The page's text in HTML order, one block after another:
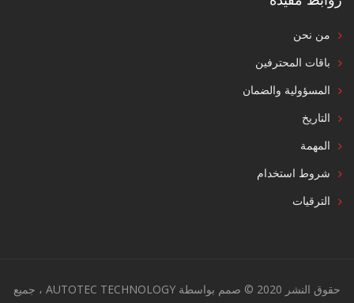
من نحن
باقات المحترفين
المسؤولية والضمان
التاريخ
المهمة
شروط استخدام
الترقيات
حقوق النشر 2020 © صمم بواسطة AUTOTEC TECHNOLOGY ، جميع